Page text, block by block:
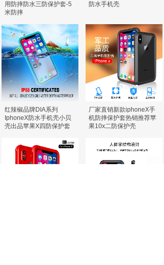
用防摔防水三防保护套-5
米防摔
防水手机壳
红辣椒品牌DIA系列
IphoneX防水手机壳小贝
壳出品苹果X四防保护套
厂家直销新款iphoneX手
机防摔保护套热销推荐苹
果10x二防保护壳